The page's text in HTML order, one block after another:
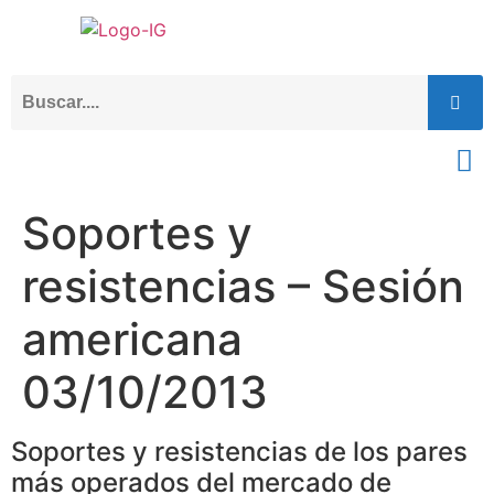
Soportes y
resistencias – Sesión
americana
03/10/2013
Soportes y resistencias de los pares
más operados del mercado de